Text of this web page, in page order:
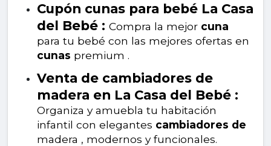
Cupón cunas para bebé La Casa
del Bebé : Compra la mejor cuna
para tu bebé con las mejores ofertas en
cunas premium .
Venta de cambiadores de
madera en La Casa del Bebé :
Organiza y amuebla tu habitación
infantil con elegantes cambiadores de
madera , modernos y funcionales.